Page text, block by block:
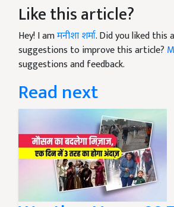
Like this article?
Hey! I amमनीशा शर्मा. Did you liked this
suggestions to improve this article?
suggestions and feedback.
Read next